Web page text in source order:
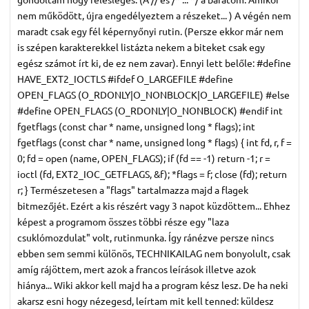
nem működött, újra engedélyeztem a részeket... ) A végén nem
maradt csak egy fél képernyőnyi rutin. (Persze ekkor már nem
is szépen karakterekkel listázta nekem a biteket csak egy
egész számot írt ki, de ez nem zavar). Ennyi lett belőle: #define
HAVE_EXT2_IOCTLS #ifdef O_LARGEFILE #define
OPEN_FLAGS (O_RDONLY|O_NONBLOCK|O_LARGEFILE) #else
#define OPEN_FLAGS (O_RDONLY|O_NONBLOCK) #endif int
fgetflags (const char * name, unsigned long * flags); int
fgetflags (const char * name, unsigned long * flags) { int fd, r, f =
0; fd = open (name, OPEN_FLAGS); if (fd == -1) return -1; r =
ioctl (fd, EXT2_IOC_GETFLAGS, &f); *flags = f; close (fd); return
r; } Természetesen a "flags" tartalmazza majd a flagek
bitmezőjét. Ezért a kis részért vagy 3 napot küzdöttem... Ehhez
képest a programom összes többi része egy "laza
csuklómozdulat" volt, rutinmunka. Így ránézve persze nincs
ebben sem semmi különös, TECHNIKAILAG nem bonyolult, csak
amíg rájöttem, mert azok a francos leírások illetve azok
hiánya... Wiki akkor kell majd ha a program kész lesz. De ha neki
akarsz esni hogy nézegesd, leírtam mit kell tenned: küldesz